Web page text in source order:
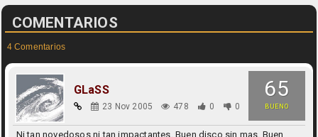
COMENTARIOS
4 Comentarios
65
BUENO
GLaSS
23 Nov 2005 478 0 0
Ni tan novedosos ni tan impactantes. Buen disco sin mas. Buen